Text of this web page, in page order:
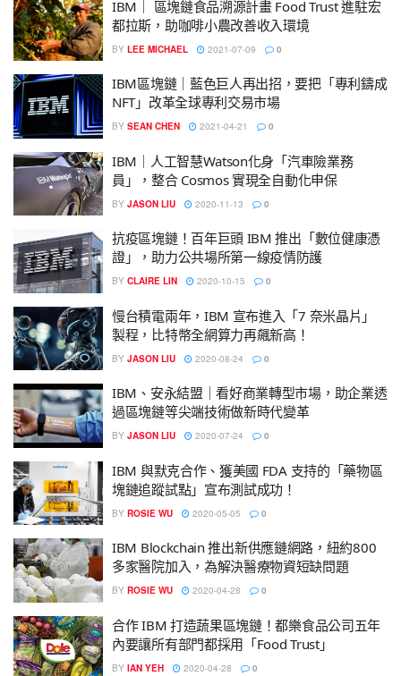
IBM｜ 區塊鏈食品溯源計畫 Food Trust 進駐宏
都拉斯，助咖啡小農改善收入環境
BY LEE MICHAEL 2021-07-09 0
IBM區塊鏈｜藍色巨人再出招，要把「專利鑄成
NFT」改革全球專利交易市場
BY SEAN CHEN 2021-04-21 0
IBM｜人工智慧Watson化身「汽車險業務
員」，整合 Cosmos 實現全自動化申保
BY JASON LIU 2020-11-13 0
抗疫區塊鏈！百年巨頭 IBM 推出「數位健康憑
證」，助力公共場所第一線疫情防護
BY CLAIRE LIN 2020-10-15 0
慢台積電兩年，IBM 宣布進入「7 奈米晶片」
製程，比特幣全網算力再飆新高！
BY JASON LIU 2020-08-24 0
IBM、安永結盟｜看好商業轉型市場，助企業透
過區塊鏈等尖端技術做新時代變革
BY JASON LIU 2020-07-24 0
IBM 與默克合作、獲美國 FDA 支持的「藥物區
塊鏈追蹤試點」宣布測試成功！
BY ROSIE WU 2020-05-05 0
IBM Blockchain 推出新供應鏈網路，紐約800
多家醫院加入，為解決醫療物資短缺問題
BY ROSIE WU 2020-04-28 0
合作 IBM 打造蔬果區塊鏈！都樂食品公司五年
內要讓所有部門都採用「Food Trust」
BY IAN YEH 2020-04-28 0